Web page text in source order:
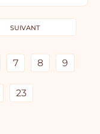
SUIVANT
7 8 9
23